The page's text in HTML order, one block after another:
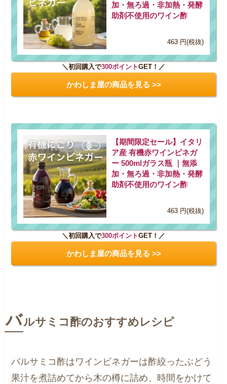
加・無ろ過・非加熱・発酵
助剤不使用のワイン酢
463 円(税抜)
＼初回購入で300ポイントGET！／
かわしま屋の商品を見る >>
【期間限定セール】イタリ
ア産 有機赤ワインビネガ
ー 500mlガラス瓶 ｜無添
加・無ろ過・非加熱・発酵
助剤不使用のワイン酢
463 円(税抜)
＼初回購入で300ポイントGET！／
かわしま屋の商品を見る >>
バルサミコ酢のおすすめレシピ
バルサミコ酢はワインビネガーは酢絞ったぶどう
果汁を煮詰めてから木の樽に詰め、時間をかけて